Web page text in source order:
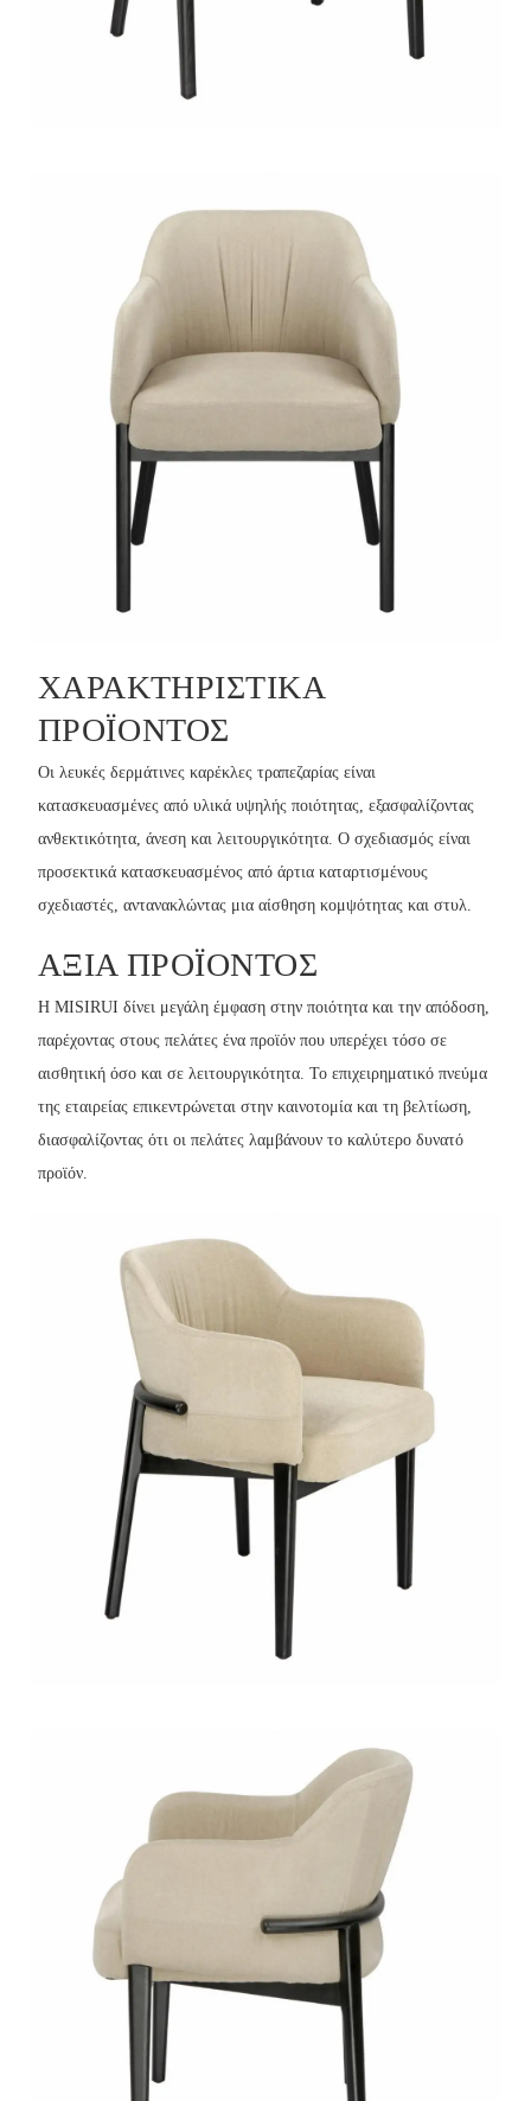
ΧΑΡΑΚΤΗΡΙΣΤΙΚΆ
ΠΡΟΪΌΝΤΟΣ
Οι λευκές δερμάτινες καρέκλες τραπεζαρίας είναι
κατασκευασμένες από υλικά υψηλής ποιότητας, εξασφαλίζοντας
ανθεκτικότητα, άνεση και λειτουργικότητα. Ο σχεδιασμός είναι
προσεκτικά κατασκευασμένος από άρτια καταρτισμένους
σχεδιαστές, αντανακλώντας μια αίσθηση κομψότητας και στυλ.
ΑΞΊΑ ΠΡΟΪΌΝΤΟΣ
Η MISIRUI δίνει μεγάλη έμφαση στην ποιότητα και την απόδοση,
παρέχοντας στους πελάτες ένα προϊόν που υπερέχει τόσο σε
αισθητική όσο και σε λειτουργικότητα. Το επιχειρηματικό πνεύμα
της εταιρείας επικεντρώνεται στην καινοτομία και τη βελτίωση,
διασφαλίζοντας ότι οι πελάτες λαμβάνουν το καλύτερο δυνατό
προϊόν.